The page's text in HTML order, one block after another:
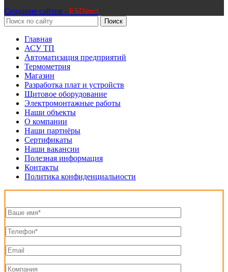
Создание сайтов - ESDirect
Поиск
Главная
АСУ ТП
Автоматизация предприятий
Термометрия
Магазин
Разработка плат и устройств
Щитовое оборудование
Электромонтажные работы
Наши объекты
О компании
Наши партнёры
Сертификаты
Наши вакансии
Полезная информация
Контакты
Политика конфиденциальности